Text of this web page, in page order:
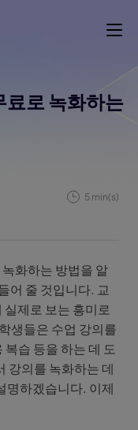
로 녹화하는
5 min(s)
화하는 방법을 알
어 줄 것입니다. 교
제로 보는 흥미로
생들은 수업 강의를
습 등을 하는 데 도
강의를 녹화하는 데
명하겠습니다. 이제